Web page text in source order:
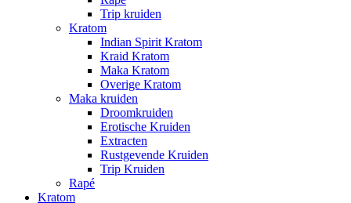
Trip kruiden
Kratom
Indian Spirit Kratom
Kraid Kratom
Maka Kratom
Overige Kratom
Maka kruiden
Droomkruiden
Erotische Kruiden
Extracten
Rustgevende Kruiden
Trip Kruiden
Rapé
Kratom